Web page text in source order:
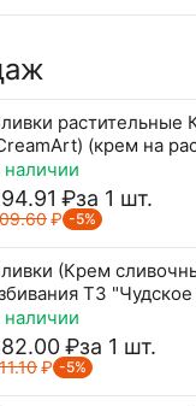
растительные
(крем на
20%, 1 л
наличии
₽за 1 шт.
₽ -5%
(Крем
ТЗ
наличии
₽за 1 шт.
₽ -5%